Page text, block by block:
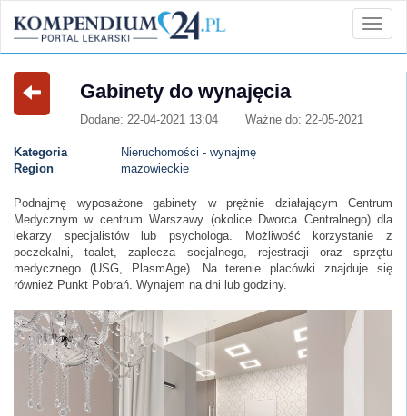
Gabinety do wynajęcia
Dodane: 22-04-2021 13:04 Ważne do: 22-05-2021
Kategoria
Nieruchomości - wynajmę
Region
mazowieckie
Podnajmę wyposażone gabinety w prężnie działającym Centrum
Medycznym w centrum Warszawy (okolice Dworca Centralnego) dla
lekarzy specjalistów lub psychologa. Możliwość korzystanie z
poczekalni, toalet, zaplecza socjalnego, rejestracji oraz sprzętu
medycznego (USG, PlasmAge). Na terenie placówki znajduje się
również Punkt Pobrań. Wynajem na dni lub godziny.